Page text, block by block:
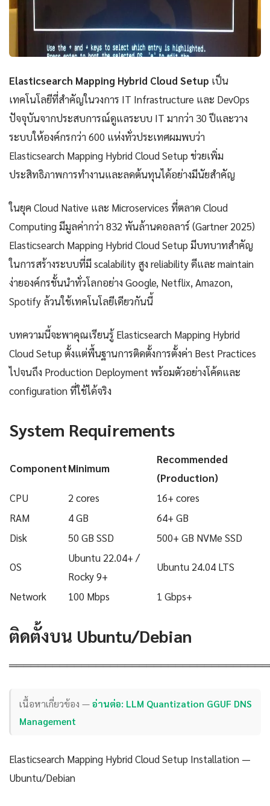
Elasticsearch Mapping Hybrid Cloud Setup เป็น
เทคโนโลยีที่สำคัญในวงการ IT Infrastructure และ DevOps
ปัจจุบันจากประสบการณ์ดูแลระบบ IT มากว่า 30 ปีและวาง
ระบบให้องค์กรกว่า 600 แห่งทั่วประเทศผมพบว่า
Elasticsearch Mapping Hybrid Cloud Setup ช่วยเพิ่ม
ประสิทธิภาพการทำงานและลดต้นทุนได้อย่างมีนัยสำคัญ
ในยุค Cloud Native และ Microservices ที่ตลาด Cloud
Computing มีมูลค่ากว่า 832 พันล้านดอลลาร์ (Gartner 2025)
Elasticsearch Mapping Hybrid Cloud Setup มีบทบาทสำคัญ
ในการสร้างระบบที่มี scalability สูง reliability ดีและ maintain
ง่ายองค์กรชั้นนำทั่วโลกอย่าง Google, Netflix, Amazon,
Spotify ล้วนใช้เทคโนโลยีเดียวกันนี้
บทความนี้จะพาคุณเรียนรู้ Elasticsearch Mapping Hybrid
Cloud Setup ตั้งแต่พื้นฐานการติดตั้งการตั้งค่า Best Practices
ไปจนถึง Production Deployment พร้อมตัวอย่างโค้ดและ
configuration ที่ใช้ได้จริง
System Requirements
ComponentMinimum
Recommended
(Production)
CPU
2 cores
16+ cores
RAM
4 GB
64+ GB
Disk
50 GB SSD 500+ GB NVMe SSD
OS
Ubuntu 22.04+ /
Rocky 9+
Ubuntu 24.04 LTS
Network 100 Mbps 1 Gbps+
ติดตั้งบน Ubuntu/Debian
เนื้อหาเกี่ยวข้อง —อ่านต่อ: LLM Quantization GGUF DNS
Management
Elasticsearch Mapping Hybrid Cloud Setup Installation —
Ubuntu/Debian